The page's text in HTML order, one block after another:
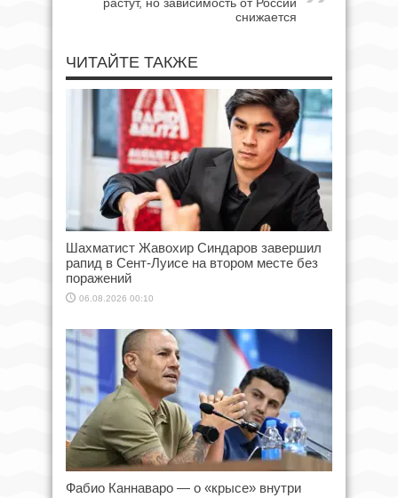
растут, но зависимость от России
снижается
ЧИТАЙТЕ ТАКЖЕ
Шахматист Жавохир Синдаров завершил
рапид в Сент-Луисе на втором месте без
поражений
06.08.2026 00:10
Фабио Каннаваро — о «крысе» внутри